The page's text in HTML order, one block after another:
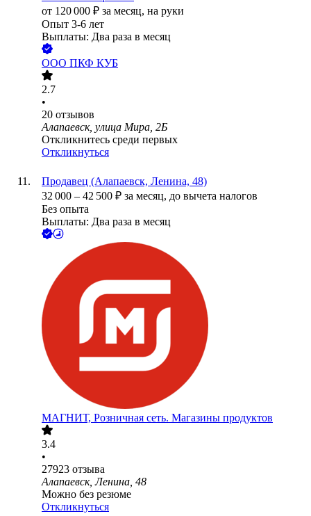
от 120 000 ₽ за месяц, на руки
Опыт 3-6 лет
Выплаты: Два раза в месяц
ООО ПКФ КУБ
2.7
•
20 отзывов
Алапаевск, улица Мира, 2Б
Откликнитесь среди первых
Откликнуться
Продавец (Алапаевск, Ленина, 48)
32 000 – 42 500 ₽ за месяц, до вычета налогов
Без опыта
Выплаты: Два раза в месяц
МАГНИТ, Розничная сеть. Магазины продуктов
3.4
•
27923 отзыва
Алапаевск, Ленина, 48
Можно без резюме
Откликнуться